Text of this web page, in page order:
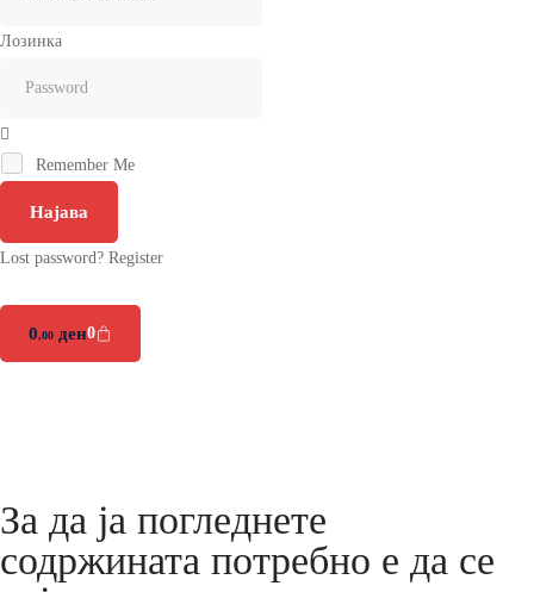
Лозинка
Remember Me
Најава
Lost password? Register
0,00 ден0
За да ја погледнете
содржината потребно е да се